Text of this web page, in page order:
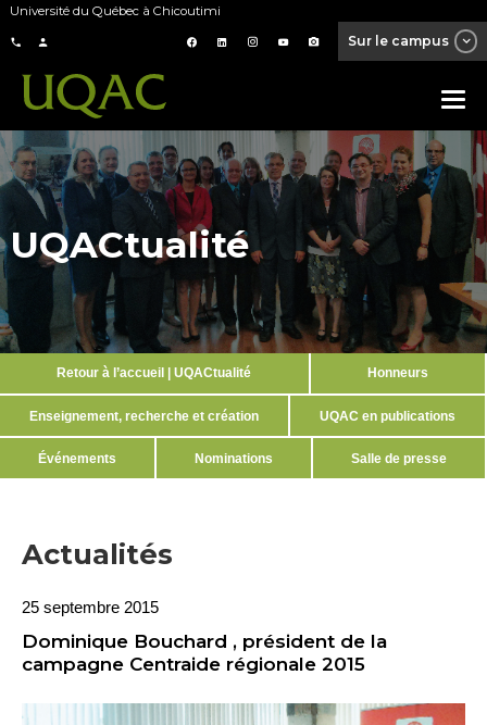
Université du Québec à Chicoutimi
Sur le campus
UQACtualité
Retour à l’accueil | UQACtualité Honneurs
Enseignement, recherche et création UQAC en publications
Événements Nominations Salle de presse
Actualités
25 septembre 2015
Dominique Bouchard , président de la
campagne Centraide régionale 2015